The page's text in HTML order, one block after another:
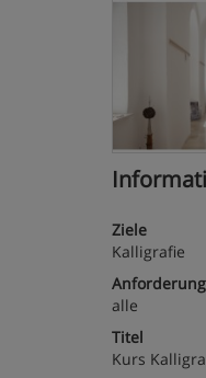
Ziele
Kalligrafie
alle
Titel
Kurs